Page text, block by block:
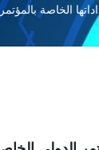
الخاصة